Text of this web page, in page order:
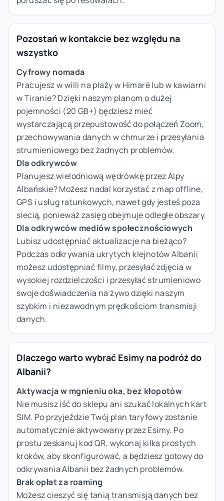
Pozostań w kontakcie bez względu na
wszystko
Cyfrowy nomada
Pracujesz w willi na plaży w Himarë lub w kawiarni
w Tiranie? Dzięki naszym planom o dużej
pojemności (20 GB+) będziesz mieć
wystarczającą przepustowość do połączeń Zoom,
przechowywania danych w chmurze i przesyłania
strumieniowego bez żadnych problemów.
Dla odkrywców
Planujesz wielodniową wędrówkę przez Alpy
Albańskie? Możesz nadal korzystać z map offline,
GPS i usług ratunkowych, nawet gdy jesteś poza
siecią, ponieważ zasięg obejmuje odległe obszary.
Dla odkrywców mediów społecznościowych
Lubisz udostępniać aktualizacje na bieżąco?
Podczas odkrywania ukrytych klejnotów Albanii
możesz udostępniać filmy, przesyłać zdjęcia w
wysokiej rozdzielczości i przesyłać strumieniowo
swoje doświadczenia na żywo dzięki naszym
szybkim i niezawodnym prędkościom transmisji
danych.
Dlaczego warto wybrać Esimy na podróż do
Albanii?
Aktywacja w mgnieniu oka, bez kłopotów
Nie musisz iść do sklepu ani szukać lokalnych kart
SIM. Po przyjeździe Twój plan taryfowy zostanie
automatycznie aktywowany przez Esimy. Po
prostu zeskanuj kod QR, wykonaj kilka prostych
kroków, aby skonfigurować, a będziesz gotowy do
odkrywania Albanii bez żadnych problemów.
Brak opłat za roaming
Możesz cieszyć się tanią transmisją danych bez